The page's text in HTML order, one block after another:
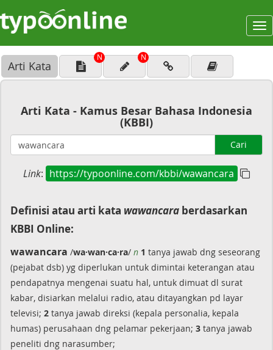
Arti Kata
N N
Arti Kata - Kamus Besar Bahasa Indonesia
(KBBI)
Cari
Link: https://typoonline.com/kbbi/wawancara
Definisi atau arti kata wawancara berdasarkan
KBBI Online:
wawancara /wa·wan·ca·ra/ n 1 tanya jawab dng seseorang
(pejabat dsb) yg diperlukan untuk dimintai keterangan atau
pendapatnya mengenai suatu hal, untuk dimuat dl surat
kabar, disiarkan melalui radio, atau ditayangkan pd layar
televisi; 2 tanya jawab direksi (kepala personalia, kepala
humas) perusahaan dng pelamar pekerjaan; 3 tanya jawab
peneliti dng narasumber;